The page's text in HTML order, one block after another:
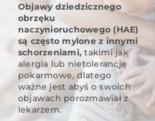
Objawy dziedzicznego
obrzęku
naczynioruchowego (HAE)
są często mylone z innymi
schorzeniami, takimi jak
alergia lub nietolerancje
pokarmowe, dlatego
ważne jest abyś o swoich
objawach porozmawiał z
lekarzem.